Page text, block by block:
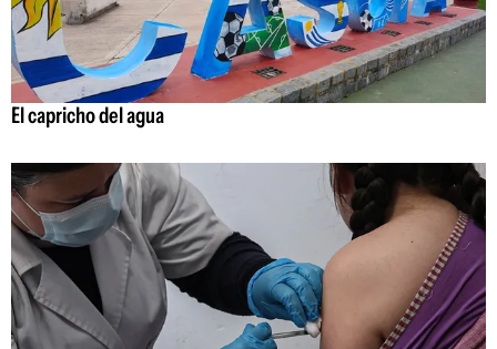
El capricho del agua